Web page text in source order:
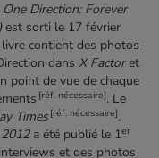
One Direction: Forever
est sorti le 17 février
livre contient des photos
dans X Factoret
point de vue de chaque
[réf. nécessaire]. Le
Times[réf. nécessaire].
a été publié le 1er
et des photos